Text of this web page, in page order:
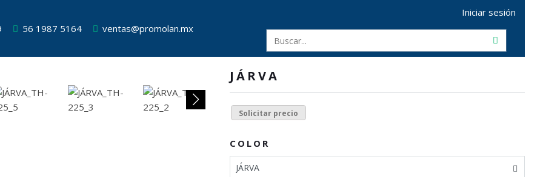
56 1987 5164 ventas@promolan.mx
Iniciar sesión
JÁRVA
Solicitar precio
COLOR
JÁRVA